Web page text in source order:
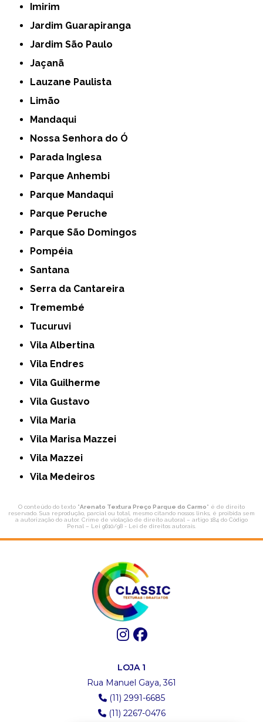
Imirim
Jardim Guarapiranga
Jardim São Paulo
Jaçanã
Lauzane Paulista
Limão
Mandaqui
Nossa Senhora do Ó
Parada Inglesa
Parque Anhembi
Parque Mandaqui
Parque Peruche
Parque São Domingos
Pompéia
Santana
Serra da Cantareira
Tremembé
Tucuruvi
Vila Albertina
Vila Endres
Vila Guilherme
Vila Gustavo
Vila Maria
Vila Marisa Mazzei
Vila Mazzei
Vila Medeiros
O conteúdo do texto "Arenato Textura Preço Parque do Carmo" é de direito
reservado. Sua reprodução, parcial ou total, mesmo citando nossos links, é proibida sem
a autorização do autor. Crime de violação de direito autoral – artigo 184 do Código
Penal – Lei 9610/98 - Lei de direitos autorais
LOJA 1
Rua Manuel Gaya, 361
(11) 2991-6685
(11) 2267-0476